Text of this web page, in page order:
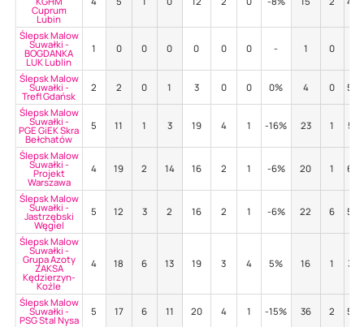
Cuprum
Lubin
Ślepsk Malow
Suwałki -
BOGDANKA
LUK Lublin
1 0 0 0 0 0 0 - 1 0
Ślepsk Malow
Suwałki -
Trefl Gdańsk
2 2 0 1 3 0 0 0% 4 0
Ślepsk Malow
Suwałki -
PGE GiEK Skra
Bełchatów
5 11 1 3 19 4 1 -16% 23 1
Ślepsk Malow
Suwałki -
Projekt
Warszawa
4 19 2 14 16 2 1 -6% 20 1
Ślepsk Malow
Suwałki -
Jastrzębski
Węgiel
5 12 3 2 16 2 1 -6% 22 6
Ślepsk Malow
Suwałki -
Grupa Azoty
ZAKSA
Kędzierzyn-
Koźle
4 18 6 13 19 3 4 5% 16 1
Ślepsk Malow
Suwałki -
PSG Stal Nysa
5 17 6 11 20 4 1 -15% 36 2